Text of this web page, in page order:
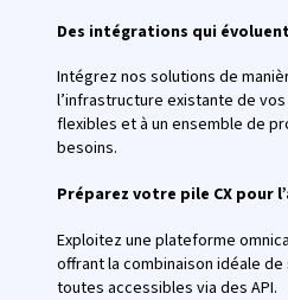
Des intégrations qui
Intégrez nos solutions de
l’infrastructure existante de
flexibles et à un ensemble de
besoins.
Préparez votre pile CX pour
Exploitez une plateforme
offrant la combinaison idéale de
toutes accessibles via des API.